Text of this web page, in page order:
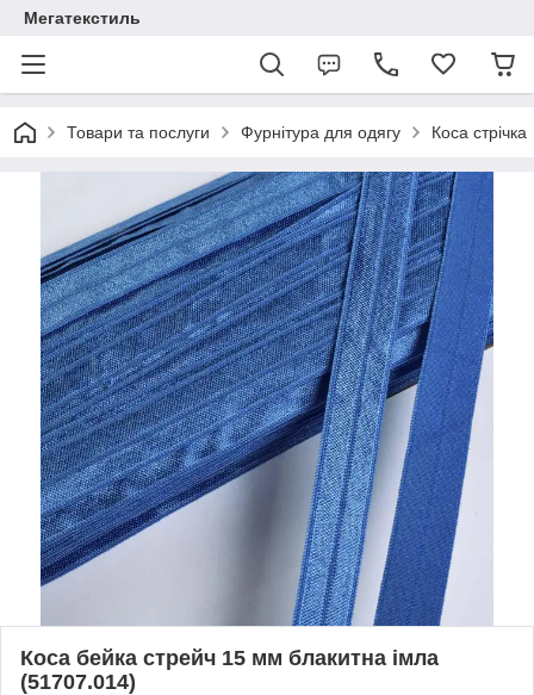
Мегатекстиль
Товари та послуги Фурнітура для одягу Коса стрічка
Коса бейка стрейч 15 мм блакитна імла
(51707.014)